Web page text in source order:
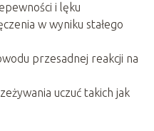
i lęku
w wyniku stałego
przesadnej reakcji na
uczuć takich jak